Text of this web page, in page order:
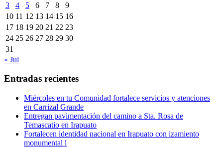
3
4 5 6 7 8
9
10 11 12 13 14 15 16
17 18 19 20 21 22 23
24 25 26 27 28 29 30
31
« Jul
Entradas recientes
Miércoles en tu Comunidad fortalece servicios y atenciones
en Carrizal Grande
Entregan pavimentación del camino a Sta. Rosa de
Temascatio en Irapuato
Fortalecen identidad nacional en Irapuato con izamiento
monumental l